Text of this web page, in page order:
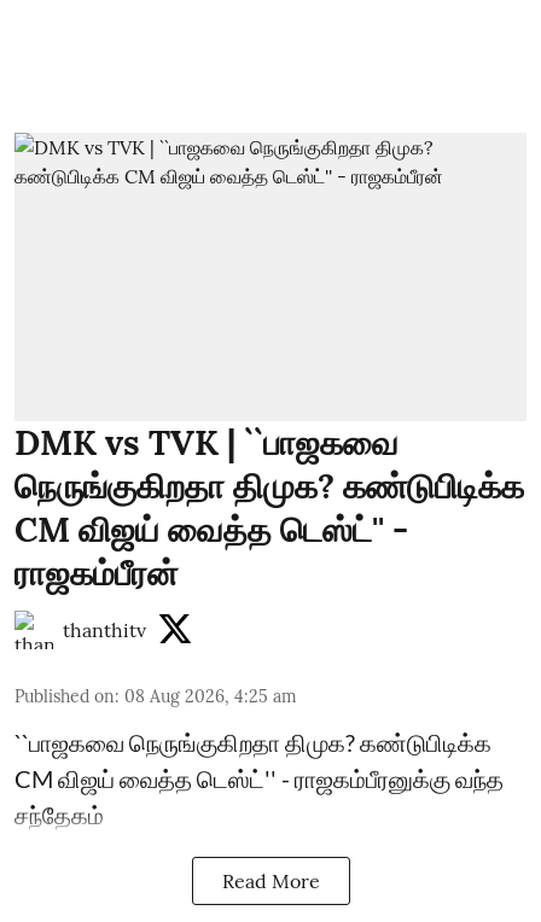
DMK vs TVK | ``பாஜகவை
நெருங்குகிறதா திமுக? கண்டுபிடிக்க
CM விஜய் வைத்த டெஸ்ட்'' -
ராஜகம்பீரன்
thanthitv
Published on: 08 Aug 2026, 4:25 am
``பாஜகவை நெருங்குகிறதா திமுக? கண்டுபிடிக்க
CM விஜய் வைத்த டெஸ்ட்'' - ராஜகம்பீரனுக்கு வந்த
சந்தேகம்
Read More